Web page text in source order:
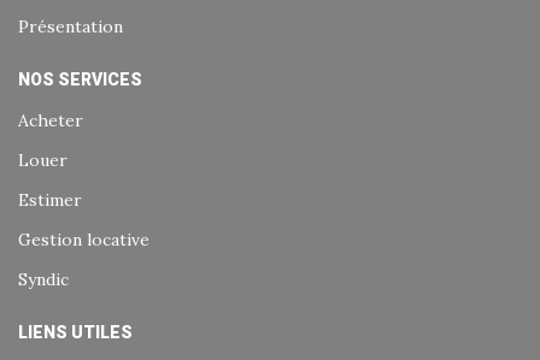
Présentation
NOS SERVICES
Acheter
Louer
Estimer
Gestion locative
Syndic
LIENS UTILES